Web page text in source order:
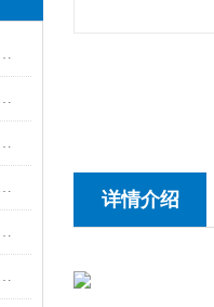
详情介绍
光梳光谱的办法有哪些？
是实现未来通信技术的关键
——时间和频率的有效结合
信与信息技术中的创新应用
源的频率稳定性与相位控制能力
：突破精度极限的纳米三维制造技术